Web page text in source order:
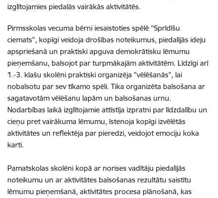
izglītojamies piedalās vairākās aktivitātēs.
Pirmsskolas vecuma bērni iesaistoties spēlē “Sprīdīšu
ciemats”, kopīgi veidoja drošības noteikumus, piedalījās ideju
apspriešanā un praktiski apguva demokrātisku lēmumu
pieņemšanu, balsojot par turpmākajām aktivitātēm. Līdzīgi arī
1.-3. klašu skolēni praktiski organizēja "vēlēšanās”, lai
nobalsotu par sev tīkamo spēli. Tika organizēta balsošana ar
sagatavotām vēlēšanu lapām un balsošanas urnu.
Nodarbības laikā izglītojamie attīstīja izpratni par līdzdalību un
cieņu pret vairākuma lēmumu, īstenoja kopīgi izvēlētās
aktivitātes un reflektēja par pieredzi, veidojot emociju koka
karti.
Pamatskolas skolēni kopā ar norises vadītāju piedalījās
noteikumu un ar aktivitātes balsošanas rezultātu saistītu
lēmumu pieņemšanā, aktivitātes procesa plānošanā, kas